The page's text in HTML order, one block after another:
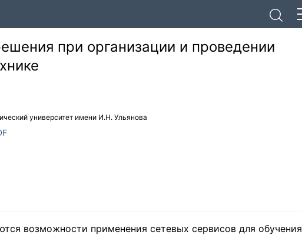
при организации и проведении
университет имени И.Н. Ульянова
возможности применения сетевых сервисов для обучения